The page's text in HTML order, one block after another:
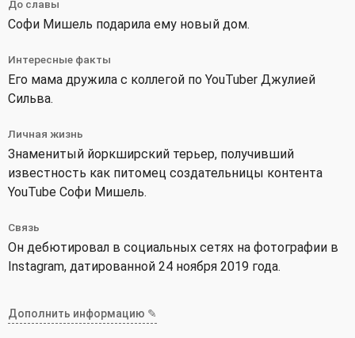
До славы
Софи Мишель подарила ему новый дом.
Интересные факты
Его мама дружила с коллегой по YouTuber Джулией
Сильва.
Личная жизнь
Знаменитый йоркширский терьер, получивший
известность как питомец создательницы контента
YouTube Софи Мишель.
Связь
Он дебютировал в социальных сетях на фотографии в
Instagram, датированной 24 ноября 2019 года.
Дополнить информацию ✎